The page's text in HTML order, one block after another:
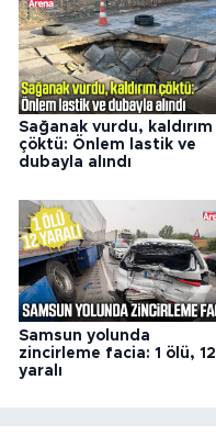
Sağanak vurdu, kaldırım
çöktü: Önlem lastik ve
dubayla alındı
Samsun yolunda
zincirleme facia: 1 ölü, 12
yaralı